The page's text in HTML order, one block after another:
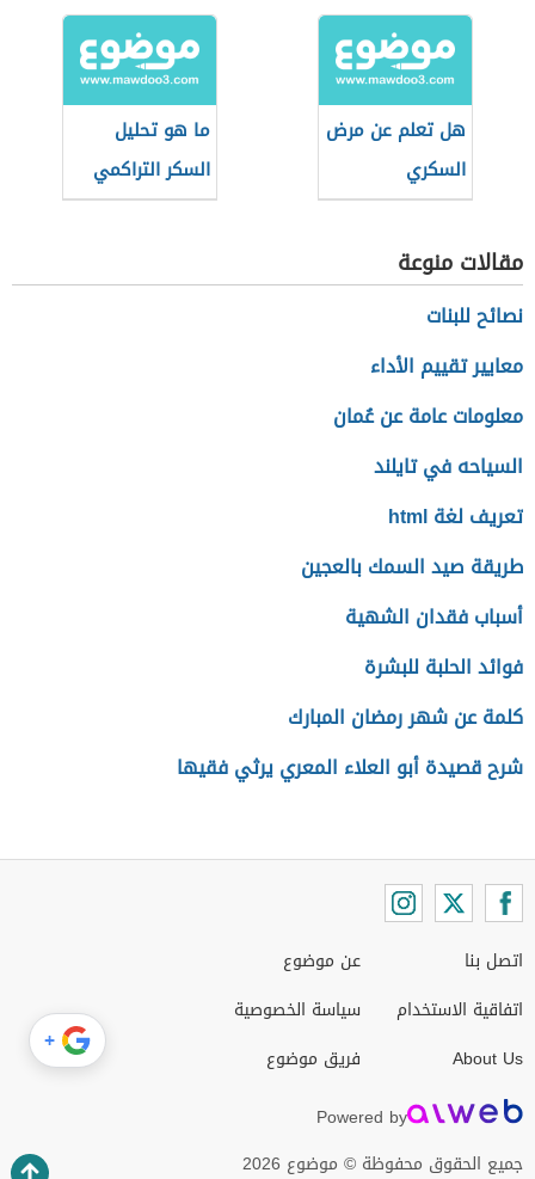
هل تعلم عن مرض
السكري
ما هو تحليل
السكر التراكمي
للحامل
مقالات منوعة
نصائح للبنات
معايير تقييم الأداء
معلومات عامة عن عُمان
السياحه في تايلند
تعريف لغة html
طريقة صيد السمك بالعجين
أسباب فقدان الشهية
فوائد الحلبة للبشرة
كلمة عن شهر رمضان المبارك
شرح قصيدة أبو العلاء المعري يرثي فقيها
اتصل بنا
اتفاقية الاستخدام
About Us
عن موضوع
سياسة الخصوصية
فريق موضوع
Powered by
جميع الحقوق محفوظة © موضوع 2026
+